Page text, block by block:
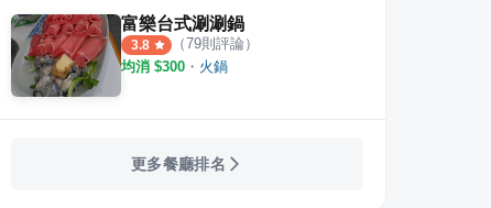
富樂台式涮涮鍋
3.8 （79則評論）
均消 $300 ・ 火鍋
更多餐廳排名